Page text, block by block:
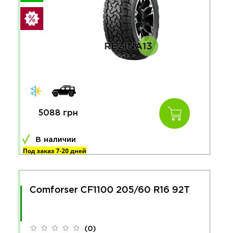
5088 грн
В наличии
Под заказ 7-20 дней
Comforser CF1100 205/60 R16 92T
(0)